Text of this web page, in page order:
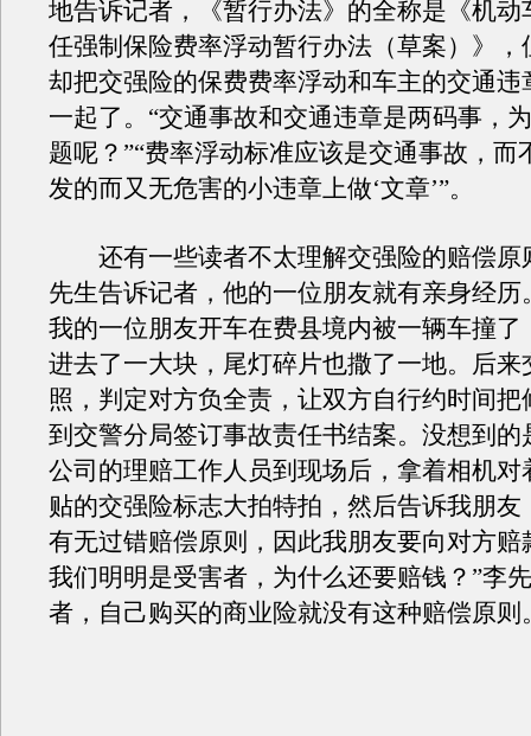
地告诉记者，《暂行办法》的全称是《机动
任强制保险费率浮动暂行办法（草案）》，
却把交强险的保费费率浮动和车主的交通违
一起了。“交通事故和交通违章是两码事，
题呢？”“费率浮动标准应该是交通事故，而
发的而又无危害的小违章上做‘文章’”。
还有一些读者不太理解交强险的赔偿原
先生告诉记者，他的一位朋友就有亲身经历
我的一位朋友开车在费县境内被一辆车撞了
进去了一大块，尾灯碎片也撒了一地。后来
照，判定对方负全责，让双方自行约时间把
到交警分局签订事故责任书结案。没想到的
公司的理赔工作人员到现场后，拿着相机对
贴的交强险标志大拍特拍，然后告诉我朋友
有无过错赔偿原则，因此我朋友要向对方赔
我们明明是受害者，为什么还要赔钱？”李
者，自己购买的商业险就没有这种赔偿原